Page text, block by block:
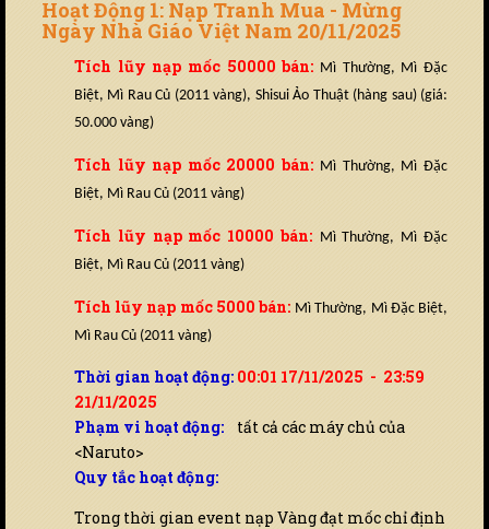
Hoạt Động 1: Nạp Tranh Mua - Mừng
Ngày Nhà Giáo Việt Nam 20/11/2025
Tích lũy nạp mốc 50000 bán: Mì Thường, Mì Đặc
Biệt, Mì Rau Củ (2011 vàng), Shisui Ảo Thuật (hàng sau) (giá:
50.000 vàng)
Tích lũy nạp mốc 20000 bán: Mì Thường, Mì Đặc
Biệt, Mì Rau Củ (2011 vàng)
Tích lũy nạp mốc 10000 bán: Mì Thường, Mì Đặc
Biệt, Mì Rau Củ (2011 vàng)
Tích lũy nạp mốc 5000 bán: Mì Thường, Mì Đặc Biệt,
Mì Rau Củ (2011 vàng)
Thời gian hoạt động: 00:01 17/11/2025 - 23:59
21/11/2025
Phạm vi hoạt động: tất cả các máy chủ của
<Naruto>
Quy tắc hoạt động:
Trong thời gian event nạp Vàng đạt mốc chỉ định